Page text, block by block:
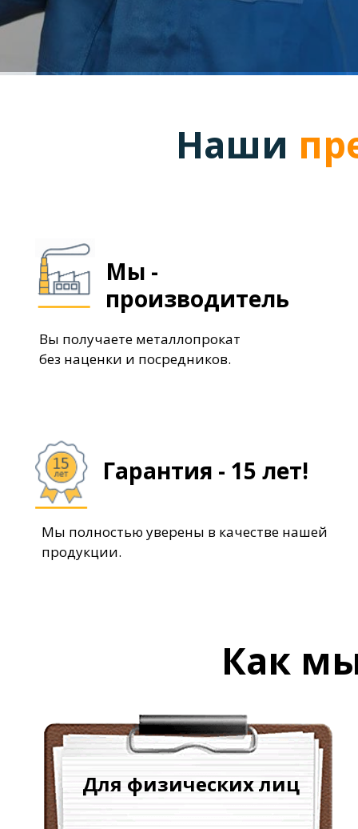
Мы полностью уверены в качестве нашей
продукции.
Наши
Гарантия - 15 лет!
Вы получаете металлопрокат
без наценки и посредников.
Мы -
производитель
Как
Для физических лиц